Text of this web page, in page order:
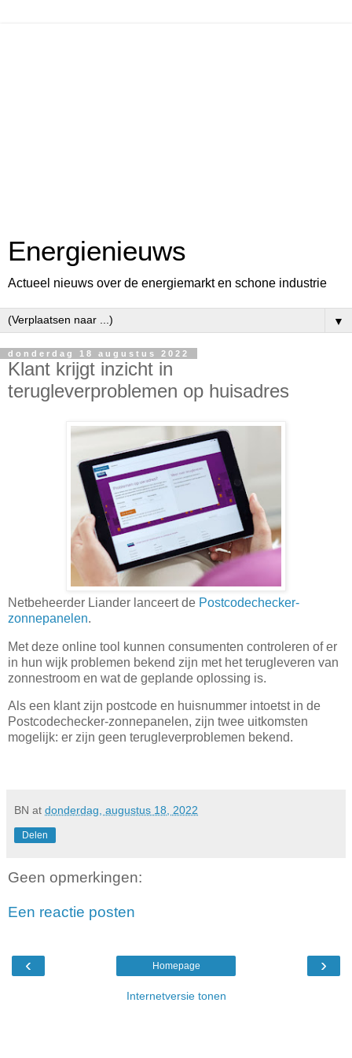
Energienieuws
Actueel nieuws over de energiemarkt en schone industrie
▼
donderdag 18 augustus 2022
Klant krijgt inzicht in
terugleverproblemen op huisadres
Netbeheerder Liander lanceert de Postcodechecker-
zonnepanelen.
Met deze online tool kunnen consumenten controleren of er
in hun wijk problemen bekend zijn met het terugleveren van
zonnestroom en wat de geplande oplossing is.
Als een klant zijn postcode en huisnummer intoetst in de
Postcodechecker-zonnepanelen, zijn twee uitkomsten
mogelijk: er zijn geen terugleverproblemen bekend.
BN at donderdag, augustus 18, 2022
Delen
Geen opmerkingen:
Een reactie posten
‹ ›
Homepage
Internetversie tonen